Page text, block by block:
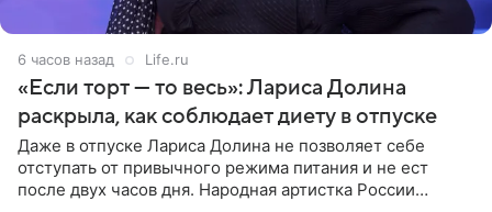
6 часов назад Life.ru
«Если торт — то весь»: Лариса Долина
раскрыла, как соблюдает диету в отпуске
Даже в отпуске Лариса Долина не позволяет себе
отступать от привычного режима питания и не ест
после двух часов дня. Народная артистка России